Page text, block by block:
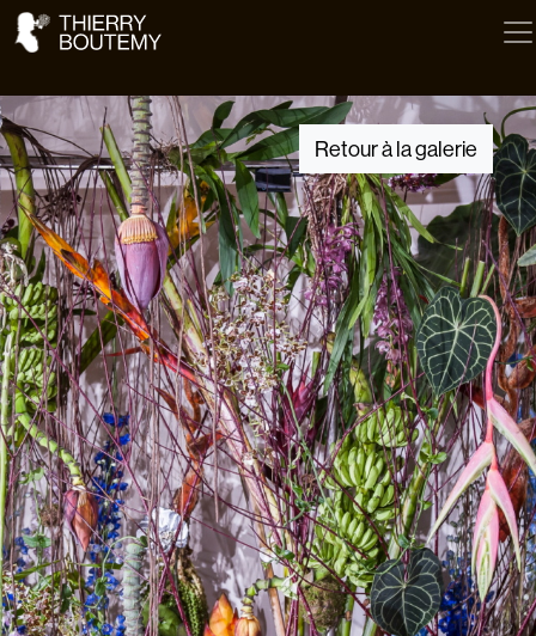
Retour à la galerie